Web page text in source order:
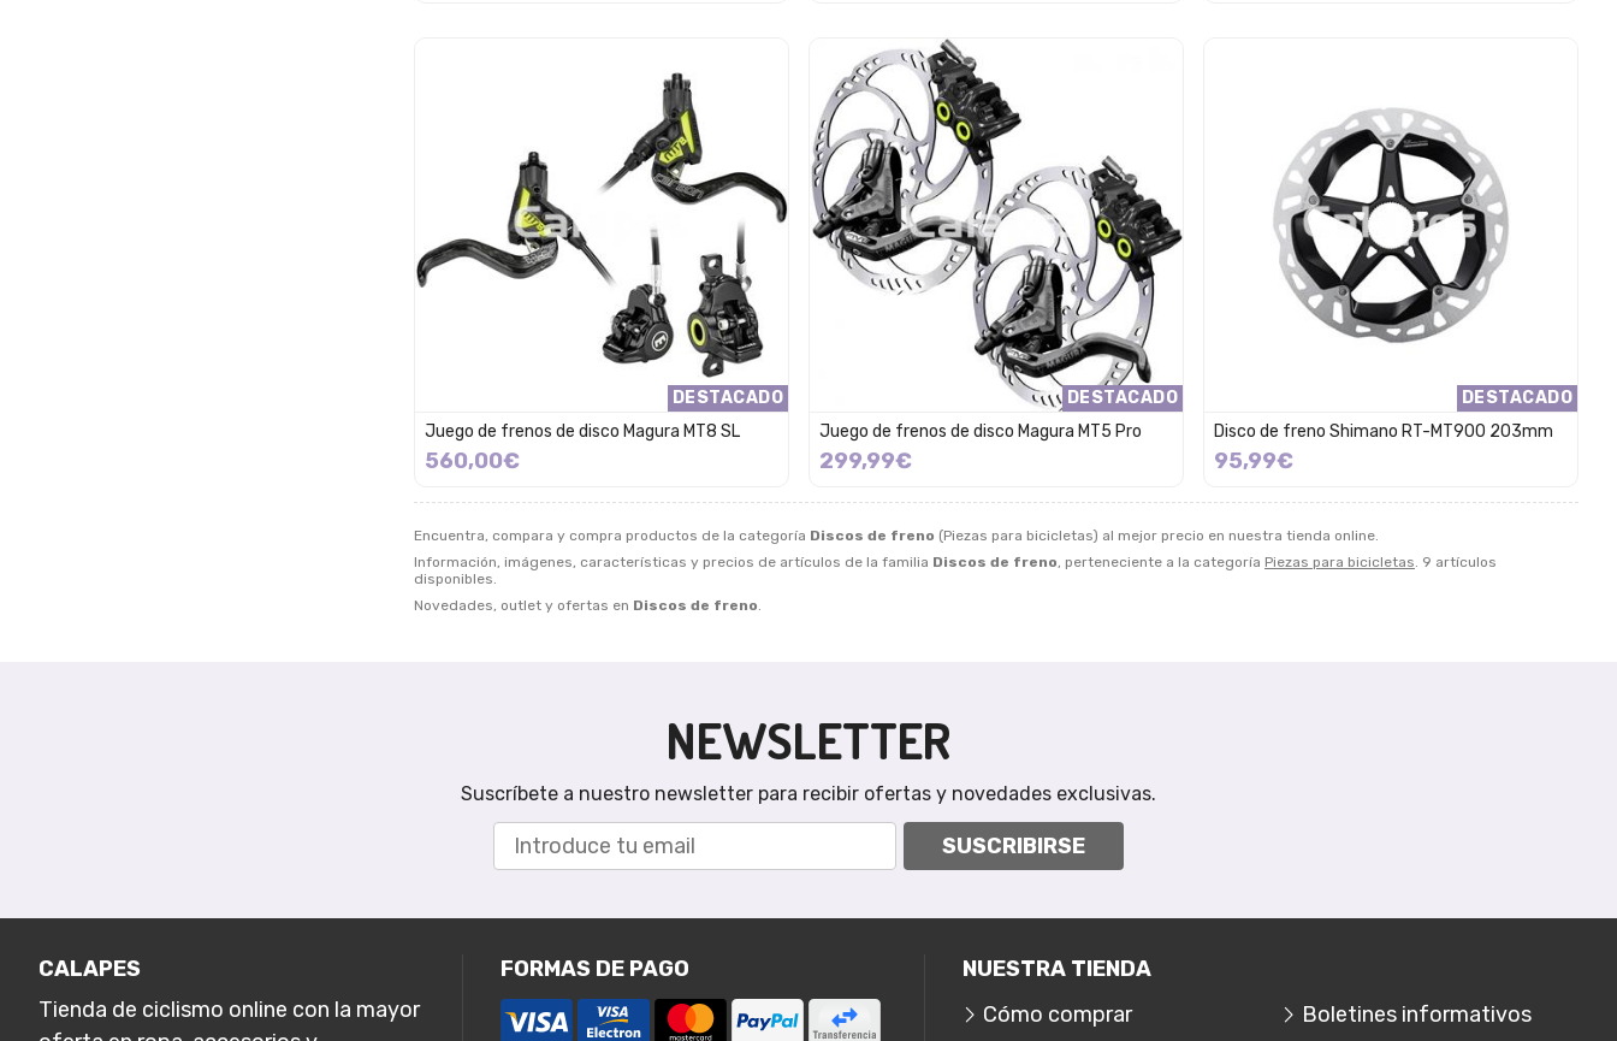
Encuentra, compara y compra productos de la categoría Discos de freno (Piezas para bicicletas) al mejor precio en nuestra tienda online.
Información, imágenes, características y precios de artículos de la familia Discos de freno, perteneciente a la categoría Piezas para bicicletas. 9 artículos
disponibles.
Novedades, outlet y ofertas en Discos de freno.
DESTACADO
Juego de frenos de disco Magura MT8 SL
560,00€
DESTACADO
Juego de frenos de disco Magura MT5 Pro
299,99€
DESTACADO
Disco de freno Shimano RT-MT900 203mm
95,99€
NEWSLETTER
Suscríbete a nuestro newsletter para recibir ofertas y novedades exclusivas.
SUSCRIBIRSE
CALAPES
Tienda de ciclismo online con la mayor
FORMAS DE PAGO
NUESTRA TIENDA
Cómo comprar
Boletines informativos